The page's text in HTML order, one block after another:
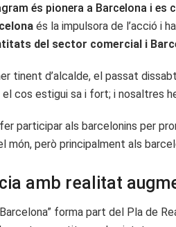
és pionera a Barcelona i es
és la impulsora de l’acció i
del sector comercial i
tinent d’alcalde, el passat
cos estigui sa i fort; i nosaltres
participar als barcelonins per
món, però principalment als
amb realitat
forma part del Pla de